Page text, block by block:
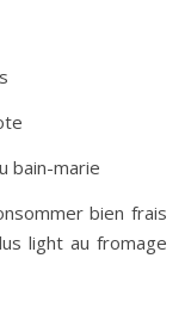
bain-marie
bien frais
light au fromage